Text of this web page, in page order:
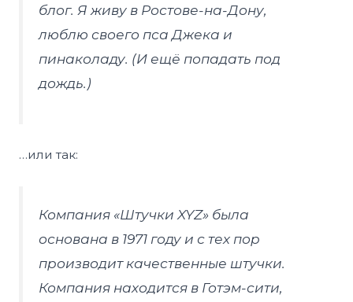
блог. Я живу в Ростове-на-Дону,
люблю своего пса Джека и
пинаколаду. (И ещё попадать под
дождь.)
…или так:
Компания «Штучки XYZ» была
основана в 1971 году и с тех пор
производит качественные штучки.
Компания находится в Готэм-сити,